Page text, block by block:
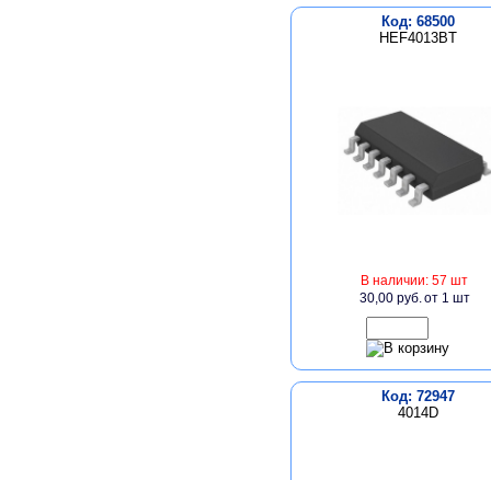
Код: 68500
HEF4013BT
В наличии: 57 шт
30,00 руб.от 1 шт
Код: 72947
4014D